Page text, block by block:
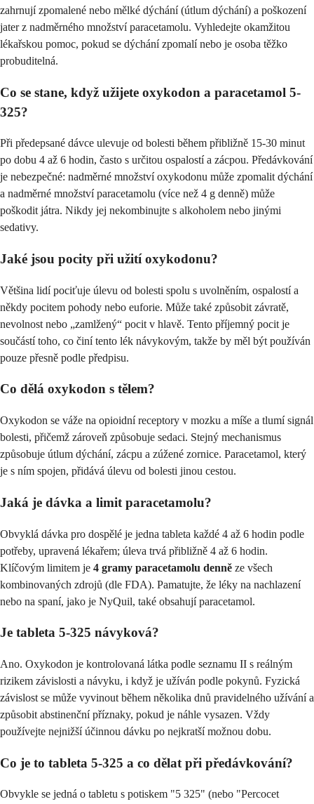
zahrnují zpomalené nebo mělké dýchání (útlum dýchání) a poškození
jater z nadměrného množství paracetamolu. Vyhledejte okamžitou
lékařskou pomoc, pokud se dýchání zpomalí nebo je osoba těžko
probuditelná.
Co se stane, když užijete oxykodon a paracetamol 5-
325?
Při předepsané dávce ulevuje od bolesti během přibližně 15-30 minut
po dobu 4 až 6 hodin, často s určitou ospalostí a zácpou. Předávkování
je nebezpečné: nadměrné množství oxykodonu může zpomalit dýchání
a nadměrné množství paracetamolu (více než 4 g denně) může
poškodit játra. Nikdy jej nekombinujte s alkoholem nebo jinými
sedativy.
Jaké jsou pocity při užití oxykodonu?
Většina lidí pociťuje úlevu od bolesti spolu s uvolněním, ospalostí a
někdy pocitem pohody nebo euforie. Může také způsobit závratě,
nevolnost nebo „zamlžený“ pocit v hlavě. Tento příjemný pocit je
součástí toho, co činí tento lék návykovým, takže by měl být používán
pouze přesně podle předpisu.
Co dělá oxykodon s tělem?
Oxykodon se váže na opioidní receptory v mozku a míše a tlumí signál
bolesti, přičemž zároveň způsobuje sedaci. Stejný mechanismus
způsobuje útlum dýchání, zácpu a zúžené zornice. Paracetamol, který
je s ním spojen, přidává úlevu od bolesti jinou cestou.
Jaká je dávka a limit paracetamolu?
Obvyklá dávka pro dospělé je jedna tableta každé 4 až 6 hodin podle
potřeby, upravená lékařem; úleva trvá přibližně 4 až 6 hodin.
Klíčovým limitem je 4 gramy paracetamolu denně ze všech
kombinovaných zdrojů (dle FDA). Pamatujte, že léky na nachlazení
nebo na spaní, jako je NyQuil, také obsahují paracetamol.
Je tableta 5-325 návyková?
Ano. Oxykodon je kontrolovaná látka podle seznamu II s reálným
rizikem závislosti a návyku, i když je užíván podle pokynů. Fyzická
závislost se může vyvinout během několika dnů pravidelného užívání a
způsobit abstinenční příznaky, pokud je náhle vysazen. Vždy
používejte nejnižší účinnou dávku po nejkratší možnou dobu.
Co je to tableta 5-325 a co dělat při předávkování?
Obvykle se jedná o tabletu s potiskem "5 325" (nebo "Percocet